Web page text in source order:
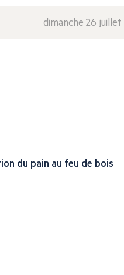
dimanche 26 juillet
du pain au feu de bois